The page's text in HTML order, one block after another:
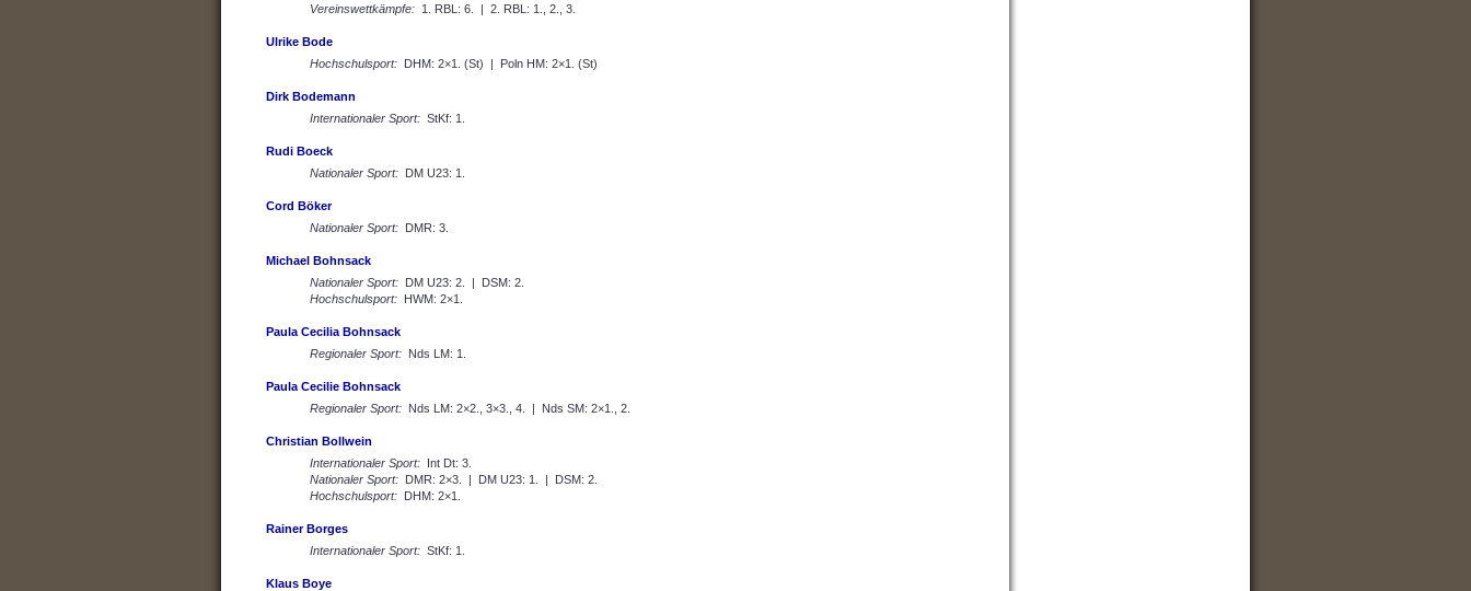
Vereinswettkämpfe: 1. RBL: 6. | 2. RBL: 1., 2., 3.
Ulrike Bode
Hochschulsport: DHM: 2×1. (St) | Poln HM: 2×1. (St)
Dirk Bodemann
Internationaler Sport: StKf: 1.
Rudi Boeck
Nationaler Sport: DM U23: 1.
Cord Böker
Nationaler Sport: DMR: 3.
Michael Bohnsack
Nationaler Sport: DM U23: 2. | DSM: 2.
Hochschulsport: HWM: 2×1.
Paula Cecilia Bohnsack
Regionaler Sport: Nds LM: 1.
Paula Cecilie Bohnsack
Regionaler Sport: Nds LM: 2×2., 3×3., 4. | Nds SM: 2×1., 2.
Christian Bollwein
Internationaler Sport: Int Dt: 3.
Nationaler Sport: DMR: 2×3. | DM U23: 1. | DSM: 2.
Hochschulsport: DHM: 2×1.
Rainer Borges
Internationaler Sport: StKf: 1.
Klaus Boye